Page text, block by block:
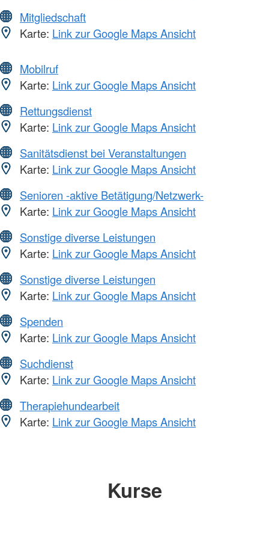
Mitgliedschaft
Karte: Link zur Google Maps Ansicht
Mobilruf
Karte: Link zur Google Maps Ansicht
Rettungsdienst
Karte: Link zur Google Maps Ansicht
Sanitätsdienst bei Veranstaltungen
Karte: Link zur Google Maps Ansicht
Senioren -aktive Betätigung/Netzwerk-
Karte: Link zur Google Maps Ansicht
Sonstige diverse Leistungen
Karte: Link zur Google Maps Ansicht
Sonstige diverse Leistungen
Karte: Link zur Google Maps Ansicht
Spenden
Karte: Link zur Google Maps Ansicht
Suchdienst
Karte: Link zur Google Maps Ansicht
Therapiehundearbeit
Karte: Link zur Google Maps Ansicht
Kurse